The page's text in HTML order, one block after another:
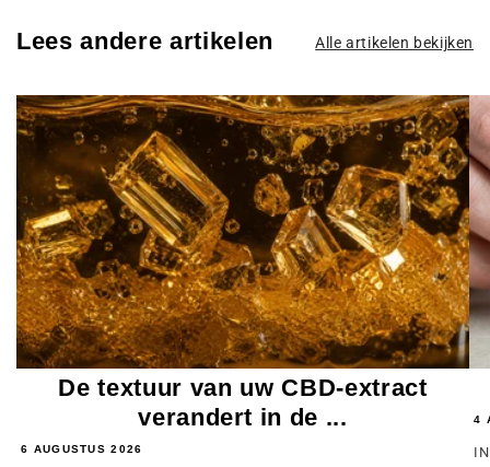
Lees andere artikelen Alle artikelen bekijken
De textuur van uw CBD-extract
verandert in de ...
6 AUGUSTUS 2026
4